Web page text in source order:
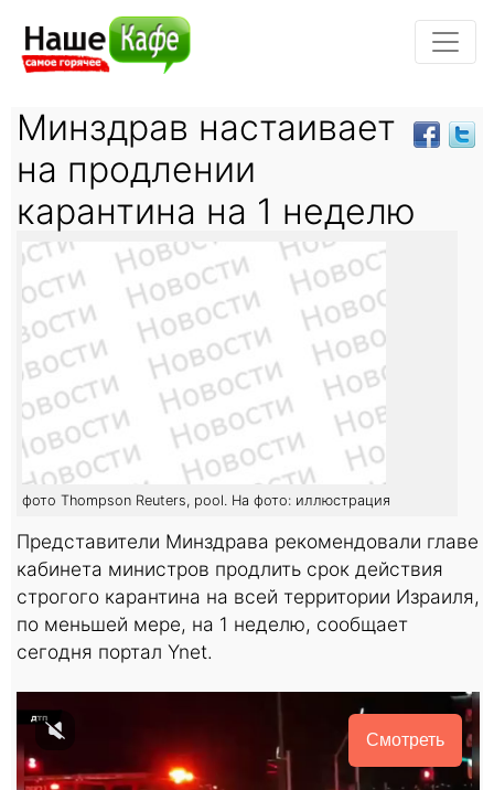
Минздрав настаивает
на продлении
карантина на 1 неделю
фото Thompson Reuters, pool. На фото: иллюстрация
Представители Минздрава рекомендовали главе
кабинета министров продлить срок действия
строгого карантина на всей территории Израиля,
по меньшей мере, на 1 неделю, сообщает
сегодня портал Ynet.
Смотреть